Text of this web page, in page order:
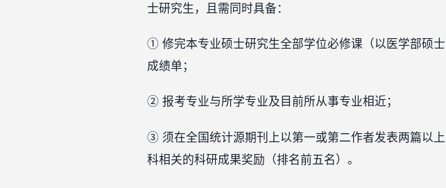
士研究生，且需同时具备：
① 修完本专业硕士研究生全部学位必修课（以医学部硕
成绩单；
② 报考专业与所学专业及目前所从事专业相近；
③ 须在全国统计源期刊上以第一或第二作者发表两篇以
科相关的科研成果奖励（排名前五名）。